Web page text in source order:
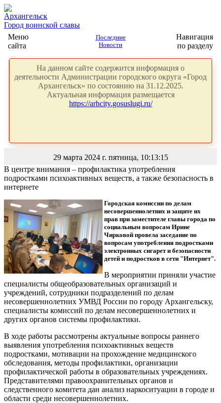
Архангельск
Город воинской славы
Меню
сайта
Последние
Новости
Навигация
по разделу
На данном сайте содержится информация о
деятельности Администрации городского округа «Город
Архангельск» по состоянию на 31.12.2025.
Актуальная информация размещается
https://arhcity.gosuslugi.ru/
29 марта 2024 г. пятница, 10:13:15
В центре внимания – профилактика употребления
подростками психоактивных веществ, а также безопасность в
интернете
Городская комиссии по делам
несовершеннолетних и защите их
прав при заместителе главы города по
социальным вопросам Ирине
Чирковой провела заседание по
вопросам употребления подростками
электронных сигарет и безопасности
детей и подростков в сети "Интернет".
В мероприятии приняли участие
специалисты общеобразовательных организаций и
учреждений, сотрудники подразделений по делам
несовершеннолетних УМВД России по городу Архангельску,
специалисты комиссий по делам несовершеннолетних и
других органов системы профилактики.
В ходе работы рассмотрены актуальные вопросы раннего
выявления употребления психоактивных веществ
подростками, мотивации на прохождение медицинского
обследования, методы профилактики, организации
профилактической работы в образовательных учреждениях.
Представителями правоохранительных органов и
следственного комитета дан анализ наркоситуации в городе и
области среди несовершеннолетних.